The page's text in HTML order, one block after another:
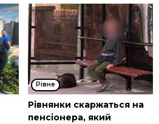
Рівне
Рівнянки скаржаться на
пенсіонера, який